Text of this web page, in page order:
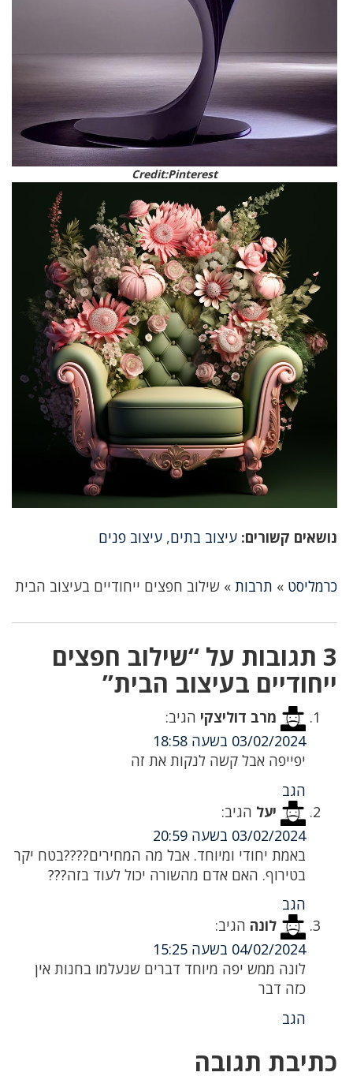
Credit:Pinterest
נושאים קשורים: עיצוב בתים, עיצוב פנים
כרמליסט » תרבות » שילוב חפצים ייחודיים בעיצוב הבית
3 תגובות על “שילוב חפצים
ייחודיים בעיצוב הבית”
מרב דוליצקי הגיב:
03/02/2024 בשעה 18:58
יפייפה אבל קשה לנקות את זה
הגב
יעל הגיב:
03/02/2024 בשעה 20:59
באמת יחודי ומיוחד. אבל מה המחירים????בטח יקר
בטירוף. האם אדם מהשורה יכול לעוד בזה???
הגב
לונה הגיב:
04/02/2024 בשעה 15:25
לונה ממש יפה מיוחד דברים שנעלמו בחנות אין
כזה דבר
הגב
כתיבת תגובה